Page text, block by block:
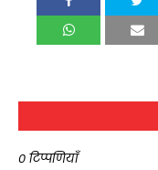
0 टिप्पणियाँ